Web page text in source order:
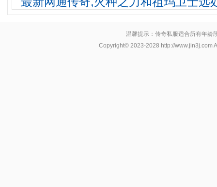
温馨提示：传奇私服适合所有年龄
Copyright© 2023-2028 http://www.jin3j.com